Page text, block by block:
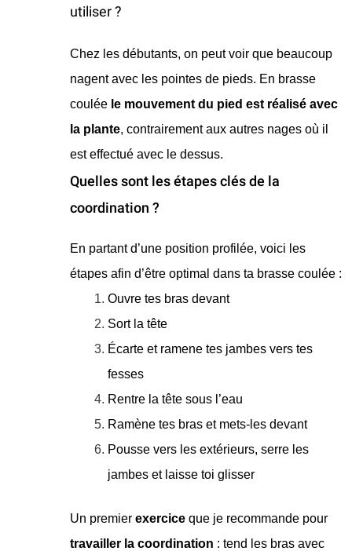
utiliser ?
Chez les débutants, on peut voir que beaucoup
nagent avec les pointes de pieds. En brasse
coulée le mouvement du pied est réalisé avec
la plante, contrairement aux autres nages où il
est effectué avec le dessus.
Quelles sont les étapes clés de la
coordination ?
En partant d’une position profilée, voici les
étapes afin d’être optimal dans ta brasse coulée :
Ouvre tes bras devant
Sort la tête
Écarte et ramene tes jambes vers tes
fesses
Rentre la tête sous l’eau
Ramène tes bras et mets-les devant
Pousse vers les extérieurs, serre les
jambes et laisse toi glisser
Un premier exerciceque je recommande pour
travailler la coordination : tend les bras avec